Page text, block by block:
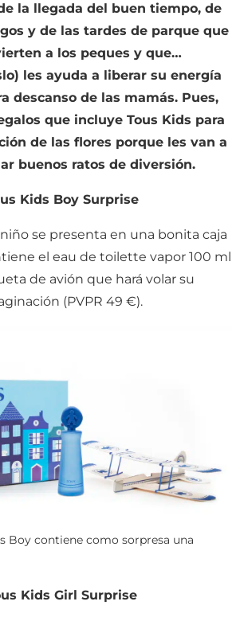
la llegada del buen tiempo, de
y de las tardes de parque que
a los peques y que…
les ayuda a liberar su energía
descanso de las mamás. Pues,
que incluye Tous Kids para
de las flores porque les van a
buenos ratos de diversión.
Kids Boy Surprise
se presenta en una bonita caja
el eau de toilette vapor 100 ml
de avión que hará volar su
(PVPR 49 €).
Boy contiene como sorpresa una
Kids Girl Surprise